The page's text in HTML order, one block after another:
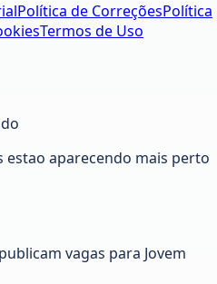
Política de CorreçõesPolítica
Termos de Uso
aparecendo mais perto
vagas para Jovem